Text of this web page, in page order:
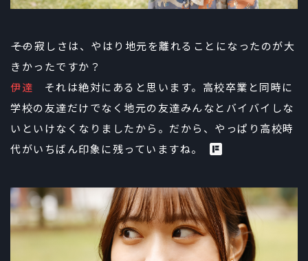
――その寂しさは、やはり地元を離れることになったのが大
きかったですか？
伊達 それは絶対にあると思います。高校卒業と同時に
学校の友達だけでなく地元の友達みんなとバイバイしな
いといけなくなりましたから。だから、やっぱり高校時
代がいちばん印象に残っていますね。